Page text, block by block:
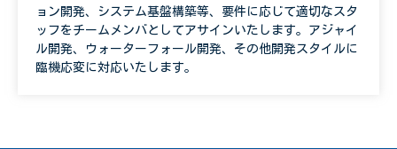
ョン開発、システム基盤構築等、要件に応じて適切なスタ
ッフをチームメンバとしてアサインいたします。アジャイ
ル開発、ウォーターフォール開発、その他開発スタイルに
臨機応変に対応いたします。